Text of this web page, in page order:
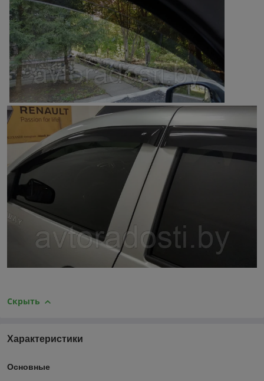
Скрыть
Характеристики
Основные